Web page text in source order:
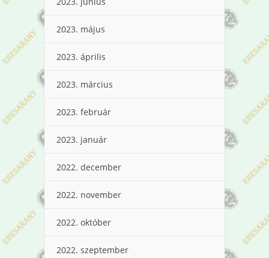
2023. május
2023. április
2023. március
2023. február
2023. január
2022. december
2022. november
2022. október
2022. szeptember